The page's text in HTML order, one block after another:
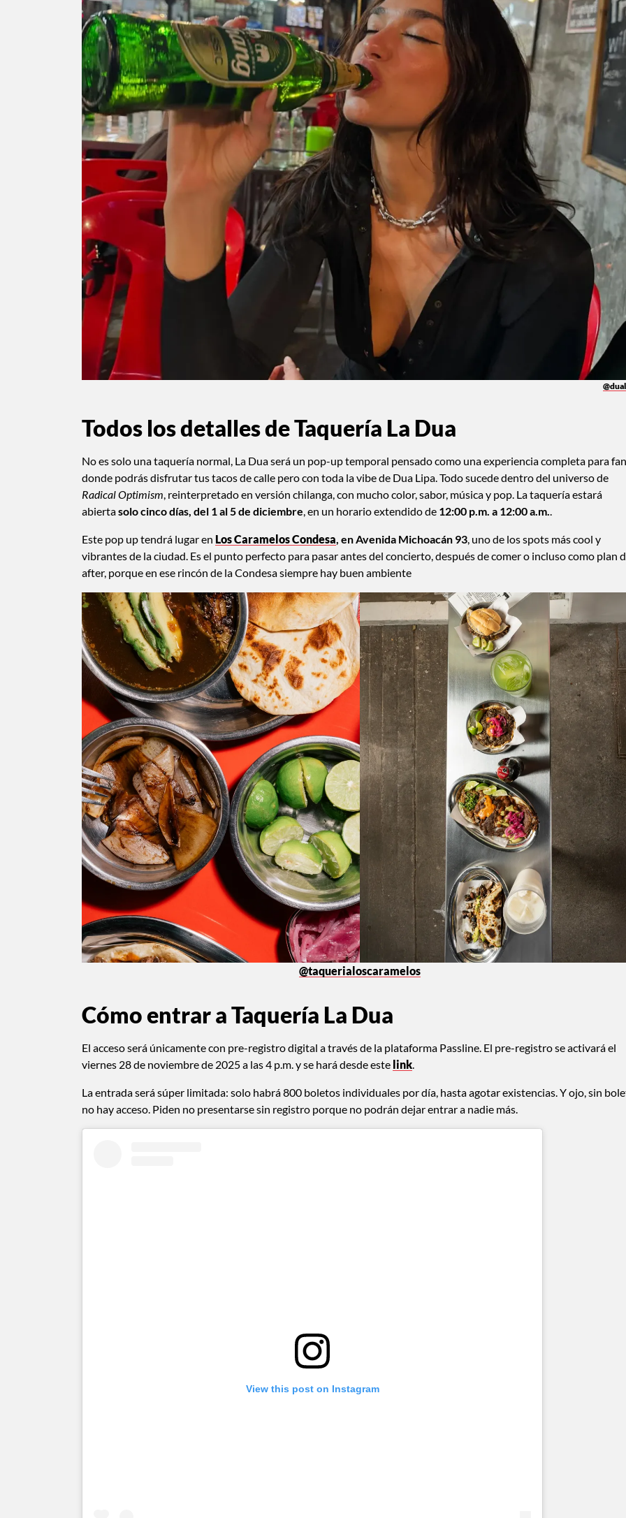
Todos los detalles de Taquería La Dua
No es solo una taquería normal, La Dua será un pop-up temporal pensado como una experiencia completa para
donde podrás disfrutar tus tacos de calle pero con toda la vibe de Dua Lipa. Todo sucede dentro del universo de
Radical Optimism , reinterpretado en versión chilanga, con mucho color, sabor, música y pop. La taquería estará
abiertasolo cinco días, del 1 al 5 de diciembre , en un horario extendido de 12:00 p.m. a 12:00 a.m.
Este pop up tendrá lugar en Los Caramelos Condesa , en Avenida Michoacán 93 , uno de los spots más cool y
vibrantes de la ciudad. Es el punto perfecto para pasar antes del concierto, después de comer o incluso como plan
after, porque en ese rincón de la Condesa siempre hay buen ambiente
@taquerialoscaramelos
Cómo entrar a Taquería La Dua
El acceso será únicamente con pre-registro digital a través de la plataforma Passline. El pre-registro se activará el
viernes 28 de noviembre de 2025 a las 4 p.m. y se hará desde este link
La entrada será súper limitada: solo habrá 800 boletos individuales por día, hasta agotar existencias. Y ojo, sin
no hay acceso. Piden no presentarse sin registro porque no podrán dejar entrar a nadie más.
View this post on Instagram